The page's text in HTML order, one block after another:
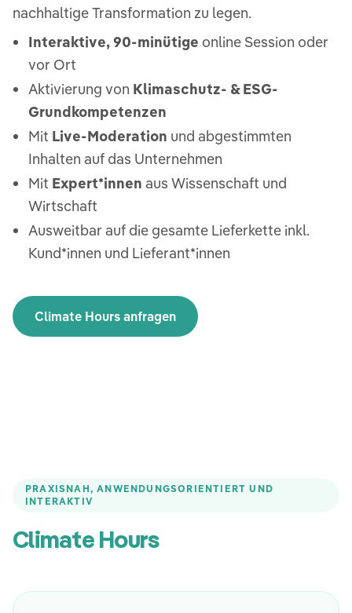
nachhaltige Transformation zu legen.
Interaktive, 90-minütige online Session oder
vor Ort
Aktivierung von Klimaschutz- & ESG-
Grundkompetenzen
Mit Live-Moderation und abgestimmten
Inhalten auf das Unternehmen
Mit Expert*innen aus Wissenschaft und
Wirtschaft
Ausweitbar auf die gesamte Lieferkette inkl.
Kund*innen und Lieferant*innen
Climate Hours anfragen
PRAXISNAH, ANWENDUNGSORIENTIERT UND
INTERAKTIV
Climate Hours